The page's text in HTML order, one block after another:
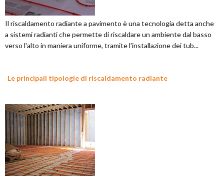
Il riscaldamento radiante a pavimento è una tecnologia detta anche
a sistemi radianti che permette di riscaldare un ambiente dal basso
verso l'alto in maniera uniforme, tramite l'installazione dei tub...
Le principali tipologie di riscaldamento radiante